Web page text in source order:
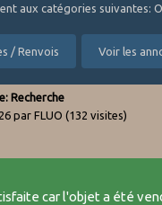
aux catégories suivantes:
/ Renvois Voir les
Recherche
par FLUO(132 visites)
car l'objet a été